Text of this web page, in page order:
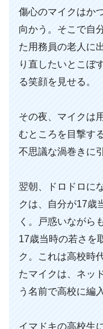
傷心のマイクはか
向かう。そこで自
た用務員の老人に
り直したいとこぼ
る笑顔を見せる。
その夜、マイクは
むところを目撃す
不思議な渦巻きに
翌朝、ドロドロに
クは、自分が17歳
く。戸惑いながら
17歳当時の若さを
ク。これは高校時
たマイクは、ネッ
う名前で高校に編
イマドキの高校生